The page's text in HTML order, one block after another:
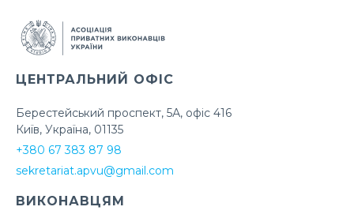
ЦЕНТРАЛЬНИЙ ОФІС
Берестейський проспект, 5А, офіс 416
Київ, Україна, 01135
+380 67 383 87 98
sekretariat.apvu@gmail.com
ВИКОНАВЦЯМ